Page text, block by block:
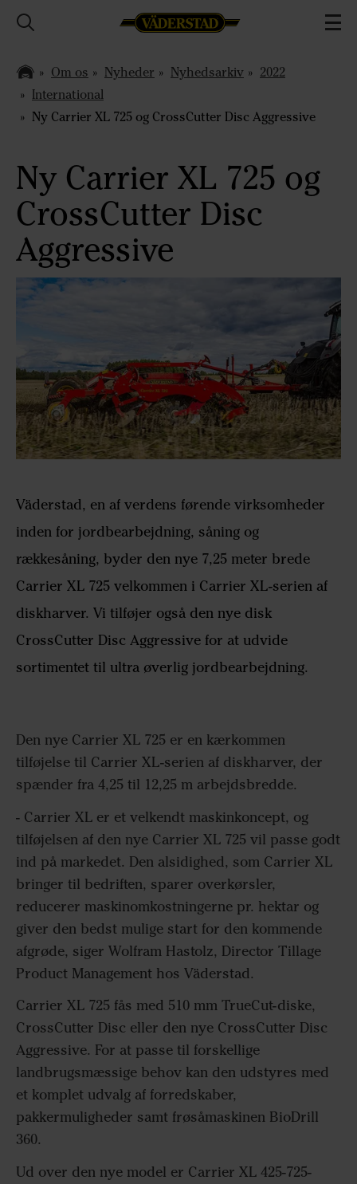
Om os Nyheder Nyhedsarkiv
2022
International
Ny Carrier XL 725 og CrossCutter Disc Aggressive
Ny Carrier XL 725 og
CrossCutter Disc
Aggressive
Väderstad, en af verdens førende virksomheder
inden for jordbearbejdning, såning og
rækkesåning, byder den nye 7,25 meter brede
Carrier XL 725 velkommen i Carrier XL-serien af
diskharver. Vi tilføjer også den nye disk
CrossCutter Disc Aggressive for at udvide
sortimentet til ultra øverlig jordbearbejdning.
Den nye Carrier XL 725 er en kærkommen
tilføjelse til Carrier XL-serien af diskharver, der
spænder fra 4,25 til 12,25 m arbejdsbredde.
- Carrier XL er et velkendt maskinkoncept, og
tilføjelsen af den nye Carrier XL 725 vil passe godt
ind på markedet. Den alsidighed, som Carrier XL
bringer til bedriften, sparer overkørsler,
reducerer maskinomkostningerne pr. hektar og
giver den bedst mulige start for den kommende
afgrøde, siger Wolfram Hastolz, Director Tillage
Product Management hos Väderstad.
Carrier XL 725 fås med 510 mm TrueCut-diske,
CrossCutter Disc eller den nye CrossCutter Disc
Aggressive. For at passe til forskellige
landbrugsmæssige behov kan den udstyres med
et komplet udvalg af forredskaber,
pakkermuligheder samt frøsåmaskinen BioDrill
360.
Ud over den nye model er Carrier XL 425-725-